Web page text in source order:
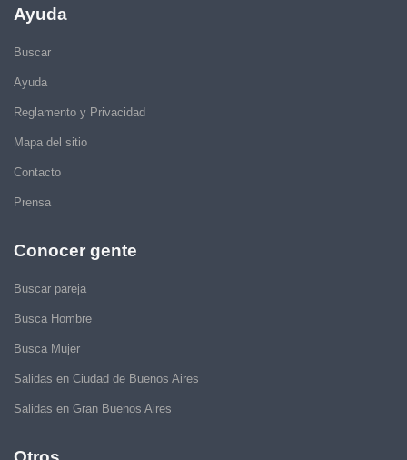
Ayuda
Buscar
Ayuda
Reglamento y Privacidad
Mapa del sitio
Contacto
Prensa
Conocer gente
Buscar pareja
Busca Hombre
Busca Mujer
Salidas en Ciudad de Buenos Aires
Salidas en Gran Buenos Aires